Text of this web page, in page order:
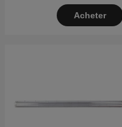
Acheter